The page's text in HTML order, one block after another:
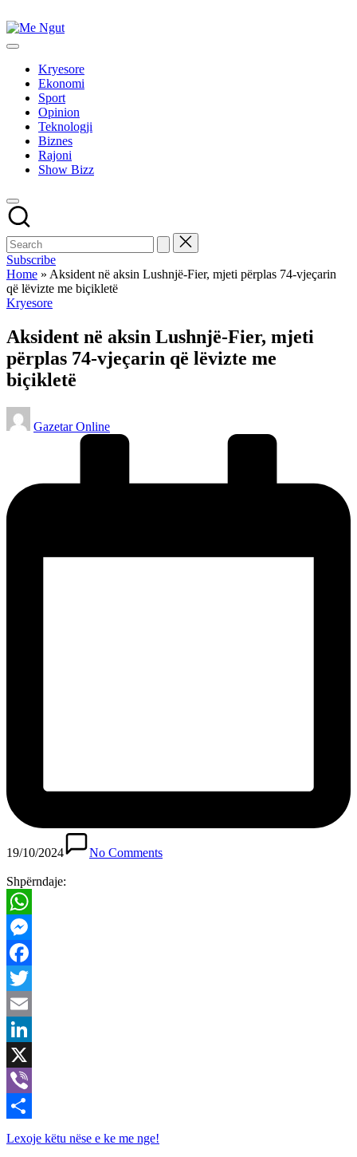
to
content
Me
Këtu
lajmet
ngut
Kryesore
Ekonomi
Sport
Opinion
Teknologji
Biznes
Rajoni
Show Bizz
Subscribe
Home » Aksident në aksin Lushnjë-Fier, mjeti përplas 74-vjeçarin
që lëvizte me biçikletë
Posted
Kryesore
Aksident në aksin Lushnjë-Fier, mjeti
përplas 74-vjeçarin që lëvizte me
biçikletë
Posted
by
Gazetar Online
19/10/2024 No Comments
Shpërndaje:
WhatsApp
Messenger
Facebook
Twitter
Email
LinkedIn
X
Viber
Share
Lexoje këtu nëse e ke me nge!